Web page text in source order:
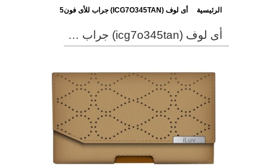
الرئيسية » أى لوف (ICG7O345TAN) جراب للأى فون5
أى لوف (icg7o345tan) جراب للأى فون5